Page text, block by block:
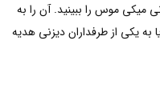
موس را ببینید. آن را به
یکی از طرفداران دیزنی هدیه